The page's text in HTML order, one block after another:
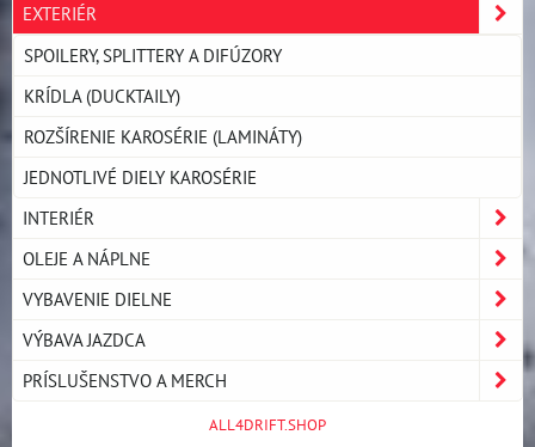
EXTERIÉR
SPOILERY, SPLITTERY A DIFÚZORY
KRÍDLA (DUCKTAILY)
ROZŠÍRENIE KAROSÉRIE (LAMINÁTY)
JEDNOTLIVÉ DIELY KAROSÉRIE
INTERIÉR
OLEJE A NÁPLNE
VYBAVENIE DIELNE
VÝBAVA JAZDCA
PRÍSLUŠENSTVO A MERCH
ALL4DRIFT.SHOP